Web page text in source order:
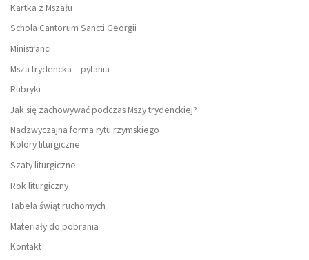
Kartka z Mszału
Schola Cantorum Sancti Georgii
Ministranci
Msza trydencka – pytania
Rubryki
Jak się zachowywać podczas Mszy trydenckiej?
Nadzwyczajna forma rytu rzymskiego
Kolory liturgiczne
Szaty liturgiczne
Rok liturgiczny
Tabela świąt ruchomych
Materiały do pobrania
Kontakt